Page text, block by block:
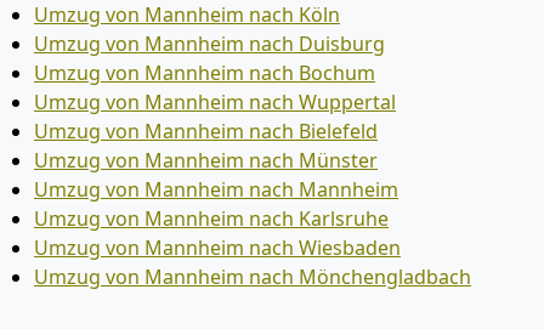
Umzug von Mannheim nach Köln
Umzug von Mannheim nach Duisburg
Umzug von Mannheim nach Bochum
Umzug von Mannheim nach Wuppertal
Umzug von Mannheim nach Bielefeld
Umzug von Mannheim nach Münster
Umzug von Mannheim nach Mannheim
Umzug von Mannheim nach Karlsruhe
Umzug von Mannheim nach Wiesbaden
Umzug von Mannheim nach Mönchen­gladbach